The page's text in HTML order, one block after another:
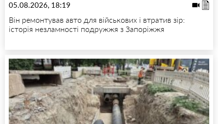
05.08.2026, 18:19
Він ремонтував авто для військових і втратив зір:
історія незламності подружжя з Запоріжжя